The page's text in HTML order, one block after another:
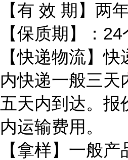
【有 效 期】两
【保质期】： 24
【快递物流】
内快递一般三天
五天内到达。报
内运输费用。
【拿样】一般产